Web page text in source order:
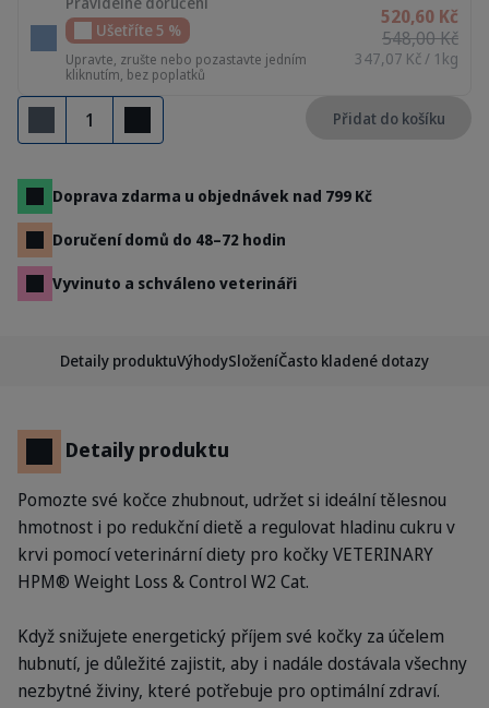
Ušetříte 5 %
Upravte, zrušte nebo pozastavte jedním
kliknutím, bez poplatků
520,60 Kč
548,00 Kč
347,07 Kč / 1kg
Odebrat
Přidat
Přidat do košíku
Doprava zdarma u objednávek nad 799 Kč
Doručení domů do 48–72 hodin
Vyvinuto a schváleno veterináři
Detaily produktuVýhodySloženíČasto kladené dotazy
Detaily produktu
Pomozte své kočce zhubnout, udržet si ideální tělesnou
hmotnost i po redukční dietě a regulovat hladinu cukru v
krvi pomocí veterinární diety pro kočky VETERINARY
HPM® Weight Loss & Control W2 Cat.
Když snižujete energetický příjem své kočky za účelem
hubnutí, je důležité zajistit, aby i nadále dostávala všechny
nezbytné živiny, které potřebuje pro optimální zdraví.